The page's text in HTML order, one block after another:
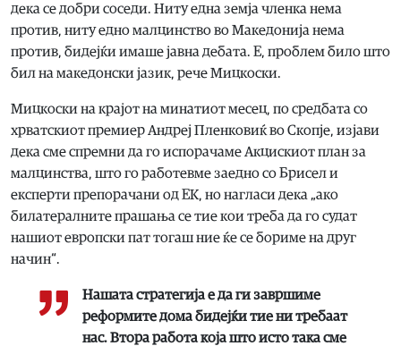
дека се добри соседи. Ниту една земја членка нема
против, ниту едно малцинство во Македонија нема
против, бидејќи имаше јавна дебата. Е, проблем било што
бил на македонски јазик, рече Мицкоски.
Мицкоски на крајот на минатиот месец, по средбата со
хрватскиот премиер Андреј Пленковиќ во Скопје, изјави
дека сме спремни да го испорачаме Акцискиот план за
малцинства, што го работевме заедно со Брисел и
експерти препорачани од ЕК, но нагласи дека „ако
билатералните прашања се тие кои треба да го судат
нашиот европски пат тогаш ние ќе се бориме на друг
начин“.
Нашата стратегија е да ги завршиме
реформите дома бидејќи тие ни требаат
нас. Втора работа која што исто така сме